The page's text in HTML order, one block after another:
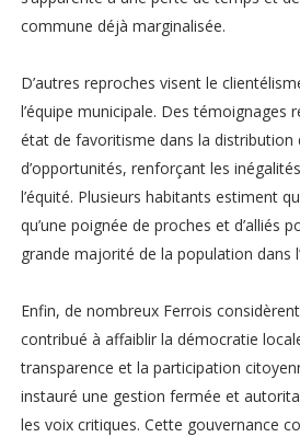
commune déjà marginalisée.
D’autres reproches visent le
l’équipe municipale. Des témoignages
état de favoritisme dans la distribution
d’opportunités, renforçant les
l’équité. Plusieurs habitants estiment
qu’une poignée de proches et d’alliés
grande majorité de la population dans
Enfin, de nombreux Ferrois
contribué à affaiblir la démocratie
transparence et la participation
instauré une gestion fermée et
les voix critiques. Cette gouvernance